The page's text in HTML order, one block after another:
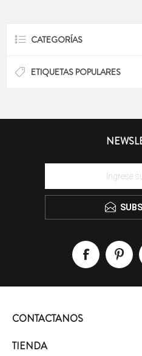
CATEGORÍAS
ETIQUETAS POPULARES
CONTACTANOS
TIENDA